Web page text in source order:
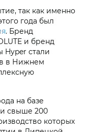
так как именно
года был
. Бренд
и бренд
Hyper стали
в Нижнем
на базе
свыше 200
которых